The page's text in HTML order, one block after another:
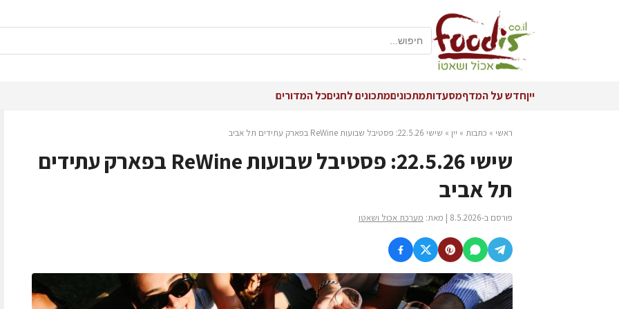
ייןחדש על המדףמסעדותמתכוניםמתכונים לחגיםכל המדורים
ראשי » כתבות » יין » שישי 22.5.26: פסטיבל שבועות ReWine בפארק עתידים תל אביב
שישי 22.5.26: פסטיבל שבועות ReWine בפארק עתידים
תל אביב
פורסם ב-8.5.2026 | מאת: מערכת אכול ושאטו